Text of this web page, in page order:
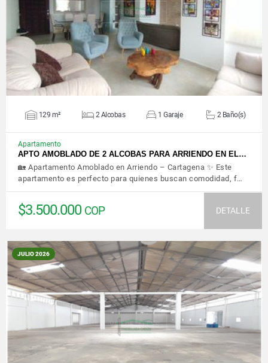
VER DETALLES
129 m² 2 Alcobas 1 Garaje 2 Baño(s)
Apartamento
APTO AMOBLADO DE 2 ALCOBAS PARA ARRIENDO EN EL…
🏡 Apartamento Amoblado en Arriendo – Cartagena ✨ Este
apartamento es perfecto para quienes buscan comodidad, f…
$3.500.000 COP DETALLE
JULIO 2026
VER DETALLES